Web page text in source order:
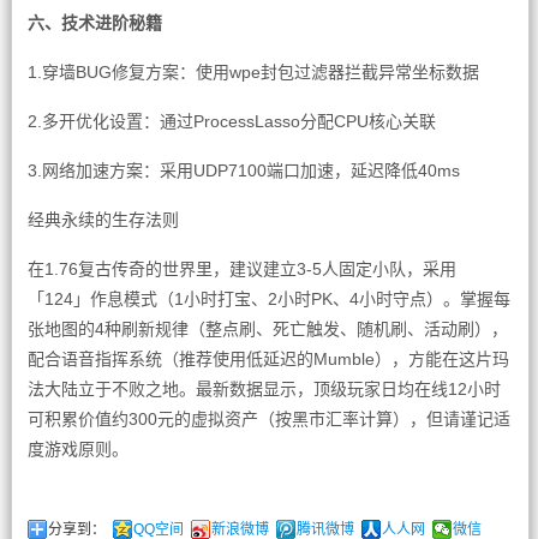
六、技术进阶秘籍
1.穿墙BUG修复方案：使用wpe封包过滤器拦截异常坐标数据
2.多开优化设置：通过ProcessLasso分配CPU核心关联
3.网络加速方案：采用UDP7100端口加速，延迟降低40ms
经典永续的生存法则
在1.76复古传奇的世界里，建议建立3-5人固定小队，采用
「124」作息模式（1小时打宝、2小时PK、4小时守点）。掌握每
张地图的4种刷新规律（整点刷、死亡触发、随机刷、活动刷），
配合语音指挥系统（推荐使用低延迟的Mumble），方能在这片玛
法大陆立于不败之地。最新数据显示，顶级玩家日均在线12小时
可积累价值约300元的虚拟资产（按黑市汇率计算），但请谨记适
度游戏原则。
分享到： QQ空间 新浪微博 腾讯微博 人人网 微信